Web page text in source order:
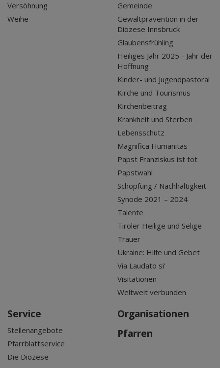
Versöhnung
Weihe
Gemeinde
Gewaltprävention in der
Diözese Innsbruck
Glaubensfrühling
Heiliges Jahr 2025 - Jahr der
Hoffnung
Kinder- und Jugendpastoral
Kirche und Tourismus
Kirchenbeitrag
Krankheit und Sterben
Lebensschutz
Magnifica Humanitas
Papst Franziskus ist tot
Papstwahl
Schöpfung / Nachhaltigkeit
Synode 2021 – 2024
Talente
Tiroler Heilige und Selige
Trauer
Ukraine: Hilfe und Gebet
Via Laudato si'
Visitationen
Weltweit verbunden
Service
Stellenangebote
Pfarrblattservice
Die Diözese
Organisationen
Pfarren